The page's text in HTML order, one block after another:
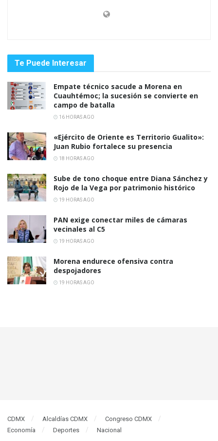
Te Puede Interesar
Empate técnico sacude a Morena en
Cuauhtémoc; la sucesión se convierte en
campo de batalla
16 HORAS AGO
«Ejército de Oriente es Territorio Gualito»:
Juan Rubio fortalece su presencia
18 HORAS AGO
Sube de tono choque entre Diana Sánchez y
Rojo de la Vega por patrimonio histórico
19 HORAS AGO
PAN exige conectar miles de cámaras
vecinales al C5
19 HORAS AGO
Morena endurece ofensiva contra
despojadores
19 HORAS AGO
CDMX Alcaldías CDMX
Congreso CDMX
Economía
Deportes Nacional